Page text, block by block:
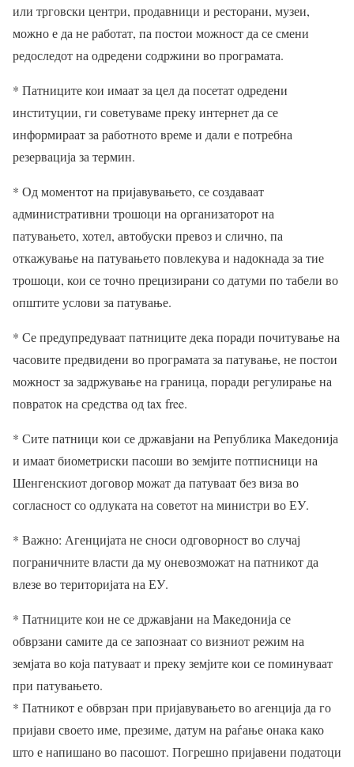
или трговски центри, продавници и ресторани, музеи,
можно е да не работат, па постои можност да се смени
редоследот на одредени содржини во програмата.
* Патниците кои имаат за цел да посетат одредени
институции, ги советуваме преку интернет да се
информираат за работното време и дали е потребна
резервација за термин.
* Од моментот на пријавувањето, се создаваат
административни трошоци на организаторот на
патувањето, хотел, автобуски превоз и слично, па
откажување на патувањето повлекува и надокнада за тие
трошоци, кои се точно прецизирани со датуми по табели во
општите услови за патување.
* Се предупредуваат патниците дека поради почитување на
часовите предвидени во програмата за патување, не постои
можност за задржување на граница, поради регулирање на
повраток на средства од tax free.
* Сите патници кои се државјани на Република Македонија
и имаат биометриски пасоши во земјите потписници на
Шенгенскиот договор можат да патуваат без виза во
согласност со одлуката на советот на министри во ЕУ.
* Важно: Агенцијата не сноси одговорност во случај
пограничните власти да му оневозможат на патникот да
влезе во територијата на ЕУ.
* Патниците кои не се државјани на Македонија се
обврзани самите да се запознаат со визниот режим на
земјата во која патуваат и преку земјите кои се поминуваат
при патувањето.
* Патникот е обврзан при пријавувањето во агенција да го
пријави своето име, презиме, датум на раѓање онака како
што е напишано во пасошот. Погрешно пријавени податоци